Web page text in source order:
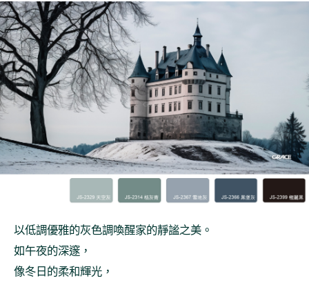
以低調優雅的灰色調喚醒家的靜謐之美。
如午夜的深邃，
像冬日的柔和輝光，